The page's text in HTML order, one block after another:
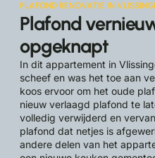
PLAFOND RENOVATIE IN
Plafond
opgeknapt
In dit appartement in
scheef en was het toe aan
koos ervoor om het oude
nieuw verlaagd plafond te
volledig verwijderd en
plafond dat netjes is
andere delen van het